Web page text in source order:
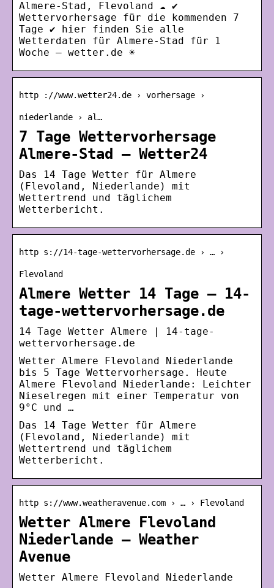
Almere-Stad, Flevoland ☁️ ✔
Wettervorhersage für die kommenden 7
Tage ✔ hier finden Sie alle
Wetterdaten für Almere-Stad für 1
Woche – wetter.de ☀
http ://www.wetter24.de › vorhersage ›
niederlande › al…
7 Tage Wettervorhersage
Almere-Stad – Wetter24
Das 14 Tage Wetter für Almere
(Flevoland, Niederlande) mit
Wettertrend und täglichem
Wetterbericht.
http s://14-tage-wettervorhersage.de › … ›
Flevoland
Almere Wetter 14 Tage – 14-
tage-wettervorhersage.de
14 Tage Wetter Almere | 14-tage-
wettervorhersage.de
Wetter Almere Flevoland Niederlande
bis 5 Tage Wettervorhersage. Heute
Almere Flevoland Niederlande: Leichter
Nieselregen mit einer Temperatur von
9°C und …
Das 14 Tage Wetter für Almere
(Flevoland, Niederlande) mit
Wettertrend und täglichem
Wetterbericht.
http s://www.weatheravenue.com › … › Flevoland
Wetter Almere Flevoland
Niederlande – Weather
Avenue
Wetter Almere Flevoland Niederlande